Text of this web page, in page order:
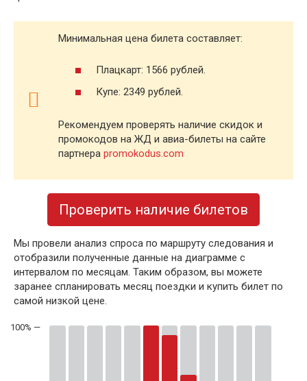
Минимальная цена билета составляет:
Плацкарт: 1566 рублей.
Купе: 2349 рублей.
Рекомендуем проверять наличие скидок и
промокодов на ЖД и авиа-билеты на сайте
партнера promokodus.com
Проверить наличие билетов
Мы провели анализ спроса по маршруту следования и
отобразили полученные данные на диаграмме с
интервалом по месяцам. Таким образом, вы можете
заранее спланировать месяц поездки и купить билет по
самой низкой цене.